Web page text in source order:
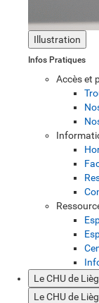
Illustration
Infos Pratiques
Accès et
Le CHU de
Le CHU de